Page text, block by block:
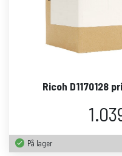
Ricoh D1170128
På lager